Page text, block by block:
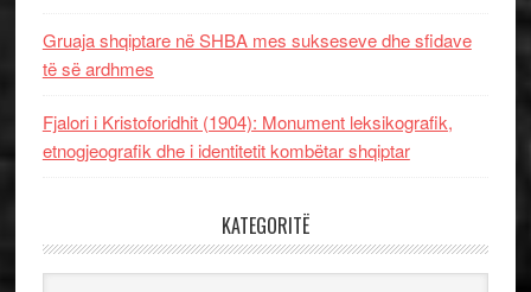
Gruaja shqiptare në SHBA mes sukseseve dhe sfidave
të së ardhmes
Fjalori i Kristoforidhit (1904): Monument leksikografik,
etnogjeografik dhe i identitetit kombëtar shqiptar
KATEGORITË